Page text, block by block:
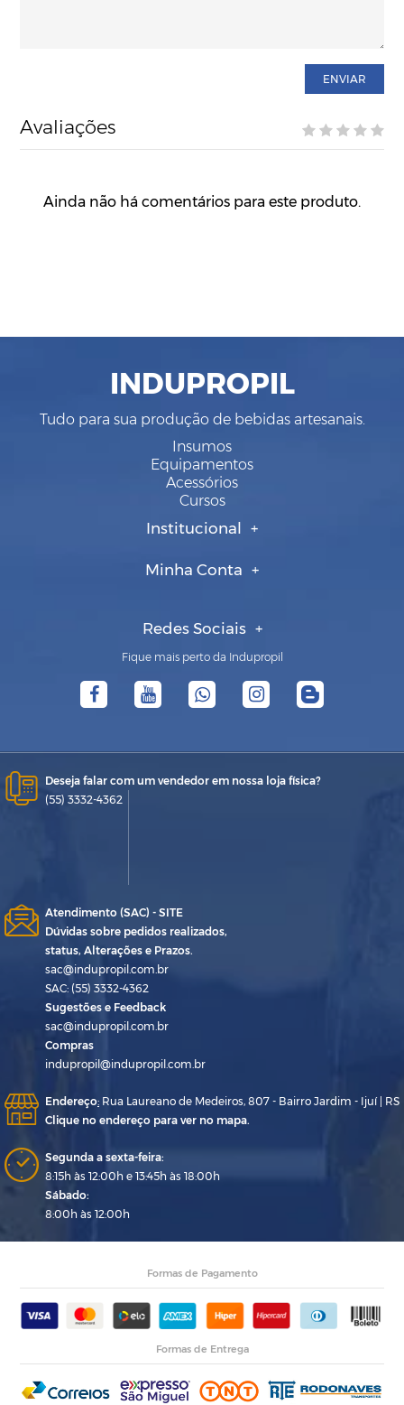
ENVIAR
Avaliações
Ainda não há comentários para este produto.
INDUPROPIL
Tudo para sua produção de bebidas artesanais.
Insumos
Equipamentos
Acessórios
Cursos
Institucional
Minha Conta
Redes Sociais
Fique mais perto da Indupropil
Deseja falar com um vendedor em nossa loja física?
(55) 3332-4362
Atendimento (SAC) - SITE
Dúvidas sobre pedidos realizados,
status, Alterações e Prazos.
sac@indupropil.com.br
SAC: (55) 3332-4362
Sugestões e Feedback
sac@indupropil.com.br
Compras
indupropil@indupropil.com.br
Endereço: Rua Laureano de Medeiros, 807 - Bairro Jardim - Ijuí | RS
Clique no endereço para ver no mapa.
Segunda a sexta-feira:
8:15h às 12:00h e 13:45h às 18:00h
Sábado:
8:00h às 12:00h
Formas de Pagamento
Formas de Entrega